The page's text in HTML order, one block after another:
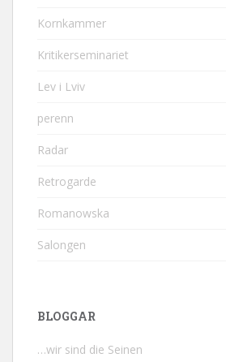
Kornkammer
Kritikerseminariet
Lev i Lviv
perenn
Radar
Retrogarde
Romanowska
Salongen
BLOGGAR
…wir sind die Seinen